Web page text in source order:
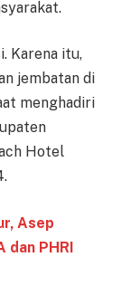
Karena itu,
jembatan di
menghadiri
Hotel
Asep
dan PHRI